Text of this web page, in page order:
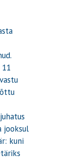
jooksul
kuni